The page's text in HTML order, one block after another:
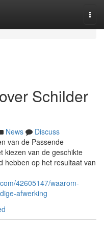
Schilder
News
Discuss
van de Passende
kiezen van de geschikte
hebben op het resultaat van
42605147/waarom-
afwerking